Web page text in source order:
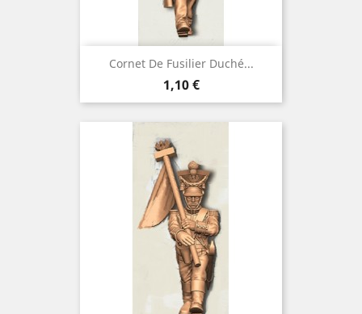
Cornet De Fusilier Duché...
Prix
1,10 €